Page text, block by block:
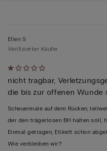
Mit
1
von
5
bewertet
Ellen S
Verifizierter Käufer
nicht tragbar,
die bis zur offenen Wunde
Scheuermale auf dem Rücken,
der den trägerlosen BH halten soll,
Einmal getragen, Etikett schon
Wie verbleiben wir?